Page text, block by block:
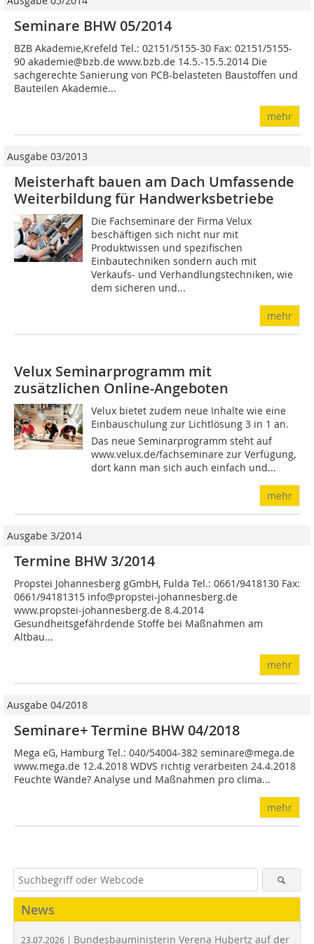
Seminare BHW 05/2014
BZB Akademie,Krefeld Tel.: 02151/5155-30 Fax: 02151/5155-
90 akademie@bzb.de www.bzb.de 14.5.-15.5.2014 Die
sachgerechte Sanierung von PCB-belasteten Baustoffen und
Bauteilen Akademie...
mehr
Ausgabe 03/2013
Meisterhaft bauen am Dach Umfassende
Weiterbildung für Handwerksbetriebe
Die Fachseminare der Firma Velux
beschäftigen sich nicht nur mit
Produktwissen und spezifischen
Einbautechniken sondern auch mit
Verkaufs- und Verhandlungstechniken, wie
dem sicheren und...
mehr
Velux Seminarprogramm mit
zusätzlichen Online-Angeboten
Velux bietet zudem neue Inhalte wie eine
Einbauschulung zur Lichtlösung 3 in 1 an.
Das neue Seminarprogramm steht auf
www.velux.de/fachseminare zur Verfügung,
dort kann man sich auch einfach und...
mehr
Ausgabe 3/2014
Termine BHW 3/2014
Propstei Johannesberg gGmbH, Fulda Tel.: 0661/9418130 Fax:
0661/94181315 info@propstei-johannesberg.de
www.propstei-johannesberg.de 8.4.2014
Gesundheitsgefährdende Stoffe bei Maßnahmen am
Altbau...
mehr
Ausgabe 04/2018
Seminare+ Termine BHW 04/2018
Mega eG, Hamburg Tel.: 040/54004-382 seminare@mega.de
www.mega.de 12.4.2018 WDVS richtig verarbeiten 24.4.2018
Feuchte Wände? Analyse und Maßnahmen pro clima...
mehr
News
23.07.2026 | Bundesbauministerin Verena Hubertz auf der